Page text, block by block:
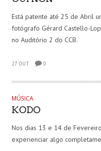
Está patente até 25 de Abril
fotógrafo Gérard Castello-
no Auditório 2 do CCB.
27 OUT 0
MÚSICA
KODO
Nos dias 13 e 14 de
experienciar algo